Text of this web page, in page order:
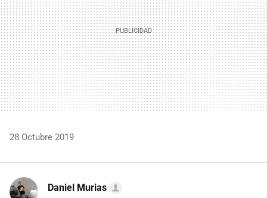
28 Octubre 2019
Daniel Murias